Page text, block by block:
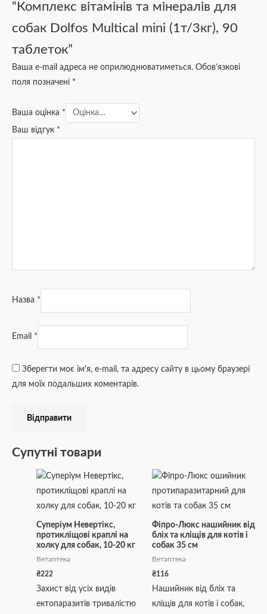
“Комплекс вітамінів та мінералів для
собак Dolfos Multical mini (1т/3кг), 90
таблеток”
Ваша e-mail адреса не оприлюднюватиметься. Обов’язкові
поля позначені *
Ваша оцінка *
Ваш відгук *
Назва *
Email *
Зберегти моє ім'я, e-mail, та адресу сайту в цьому браузері
для моїх подальших коментарів.
Супутні товари
Суперіум Невертікс,
протикліщові краплі на
холку для собак, 10-20 кг
Ветаптека
₴222
Захист від усіх видів
ектопаразитів тривалістю
Фіпро-Люкс нашийник від
бліх та кліщів для котів і
собак 35 см
Ветаптека
₴116
Нашийник від бліх та
кліщів для котів і собак,